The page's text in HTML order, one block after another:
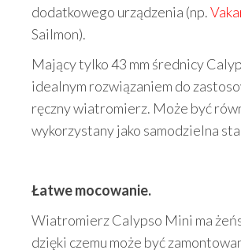
dodatkowego urządzenia (np.
Sailmon).
Mający tylko 43 mm średnicy
idealnym rozwiązaniem do
ręczny wiatromierz. Może być
wykorzystany jako samodzielna
Łatwe mocowanie.
Wiatromierz Calypso Mini ma
dzięki czemu może być